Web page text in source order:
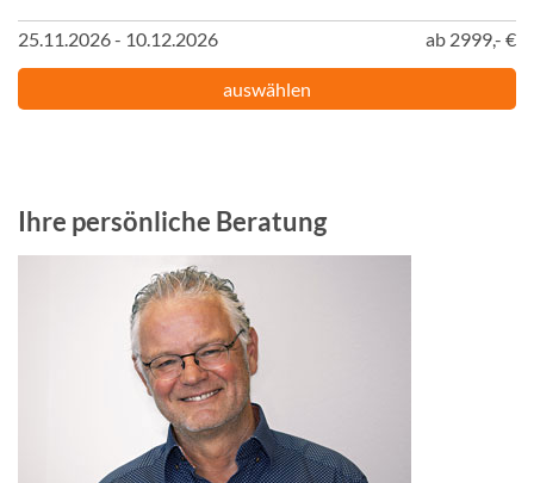
25.11.2026 - 10.12.2026 ab 2999,- €
auswählen
Ihre persönliche Beratung